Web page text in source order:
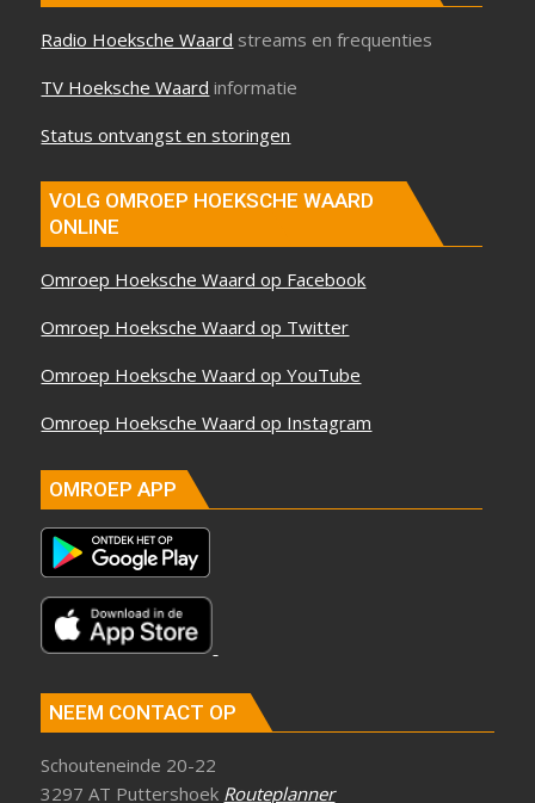
Radio Hoeksche Waard streams en frequenties
TV Hoeksche Waard informatie
Status ontvangst en storingen
VOLG OMROEP HOEKSCHE WAARD
ONLINE
Omroep Hoeksche Waard op Facebook
Omroep Hoeksche Waard op Twitter
Omroep Hoeksche Waard op YouTube
Omroep Hoeksche Waard op Instagram
OMROEP APP
NEEM CONTACT OP
Schouteneinde 20-22
3297 AT Puttershoek Routeplanner